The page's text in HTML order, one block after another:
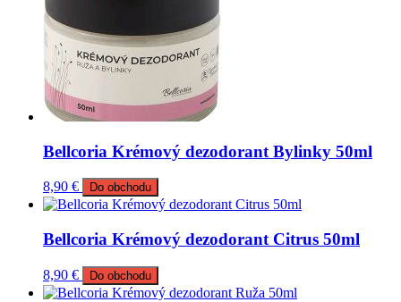
Bellcoria Krémový dezodorant Bylinky 50ml
8,90 € Do obchodu
Bellcoria Krémový dezodorant Citrus 50ml
8,90 € Do obchodu